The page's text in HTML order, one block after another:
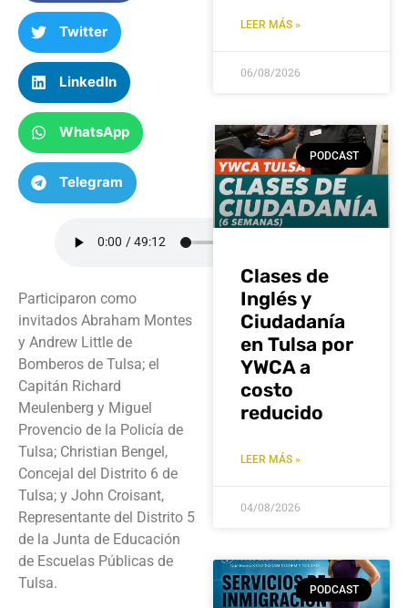
Twitter
LinkedIn
WhatsApp
Telegram
Participaron como
invitados Abraham Montes
y Andrew Little de
Bomberos de Tulsa; el
Capitán Richard
Meulenberg y Miguel
Provencio de la Policía de
Tulsa; Christian Bengel,
Concejal del Distrito 6 de
Tulsa; y John Croisant,
Representante del Distrito 5
de la Junta de Educación
de Escuelas Públicas de
Tulsa.
LEER MÁS »
06/08/2026
PODCAST
Clases de
Inglés y
Ciudadanía
en Tulsa por
YWCA a
costo
reducido
LEER MÁS »
04/08/2026
PODCAST